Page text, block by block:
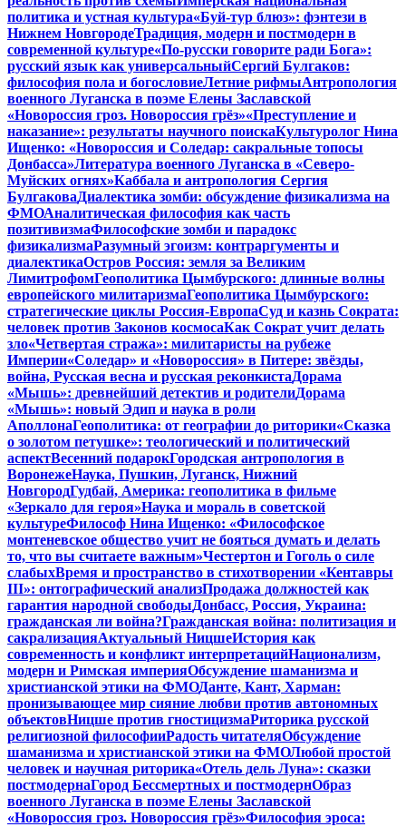
политика и устная культура«Буй-тур блюз»: фэнтези в
Нижнем НовгородеТрадиция, модерн и постмодерн в
современной культуре«По-русски говорите ради Бога»:
русский язык как универсальныйСергий Булгаков:
философия пола и богословиеЛетние рифмыАнтропология
военного Луганска в поэме Елены Заславской
«Новороссия гроз. Новороссия грёз»«Преступление и
наказание»: результаты научного поискаКультуролог Нина
Ищенко: «Новороссия и Соледар: сакральные топосы
Донбасса»Литература военного Луганска в «Северо-
Муйских огнях»Каббала и антропология Сергия
БулгаковаДиалектика зомби: обсуждение физикализма на
ФМОАналитическая философия как часть
позитивизмаФилософские зомби и парадокс
физикализмаРазумный эгоизм: контраргументы и
диалектикаОстров Россия: земля за Великим
ЛимитрофомГеополитика Цымбурского: длинные волны
европейского милитаризмаГеополитика Цымбурского:
стратегические циклы Россия-ЕвропаСуд и казнь Сократа:
человек против Законов космосаКак Сократ учит делать
зло«Четвертая стража»: милитаристы на рубеже
Империи«Соледар» и «Новороссия» в Питере: звёзды,
война, Русская весна и русская реконкистаДорама
«Мышь»: древнейший детектив и родителиДорама
«Мышь»: новый Эдип и наука в роли
АполлонаГеополитика: от географии до риторики«Сказка
о золотом петушке»: теологический и политический
аспектВесенний подарокГородская антропология в
ВоронежеНаука, Пушкин, Луганск, Нижний
НовгородГудбай, Америка: геополитика в фильме
«Зеркало для героя»Наука и мораль в советской
культуреФилософ Нина Ищенко: «Философское
монтеневское общество учит не бояться думать и делать
то, что вы считаете важным»Честертон и Гоголь о силе
слабыхВремя и пространство в стихотворении «Кентавры
III»: онтографический анализПродажа должностей как
гарантия народной свободыДонбасс, Россия, Украина:
гражданская ли война?Гражданская война: политизация и
сакрализацияАктуальный НицшеИстория как
современность и конфликт интерпретацийНационализм,
модерн и Римская империяОбсуждение шаманизма и
христианской этики на ФМОДанте, Кант, Харман:
пронизывающее мир сияние любви против автономных
объектовНицше против гностицизмаРиторика русской
религиозной философииРадость читателяОбсуждение
шаманизма и христианской этики на ФМОЛюбой простой
человек и научная риторика«Отель дель Луна»: сказки
постмодернаГород Бессмертных и постмодернОбраз
военного Луганска в поэме Елены Заславской
«Новороссия гроз. Новороссия грёз»Философия эроса: